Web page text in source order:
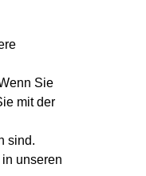
Sie
mit der
sind.
unseren